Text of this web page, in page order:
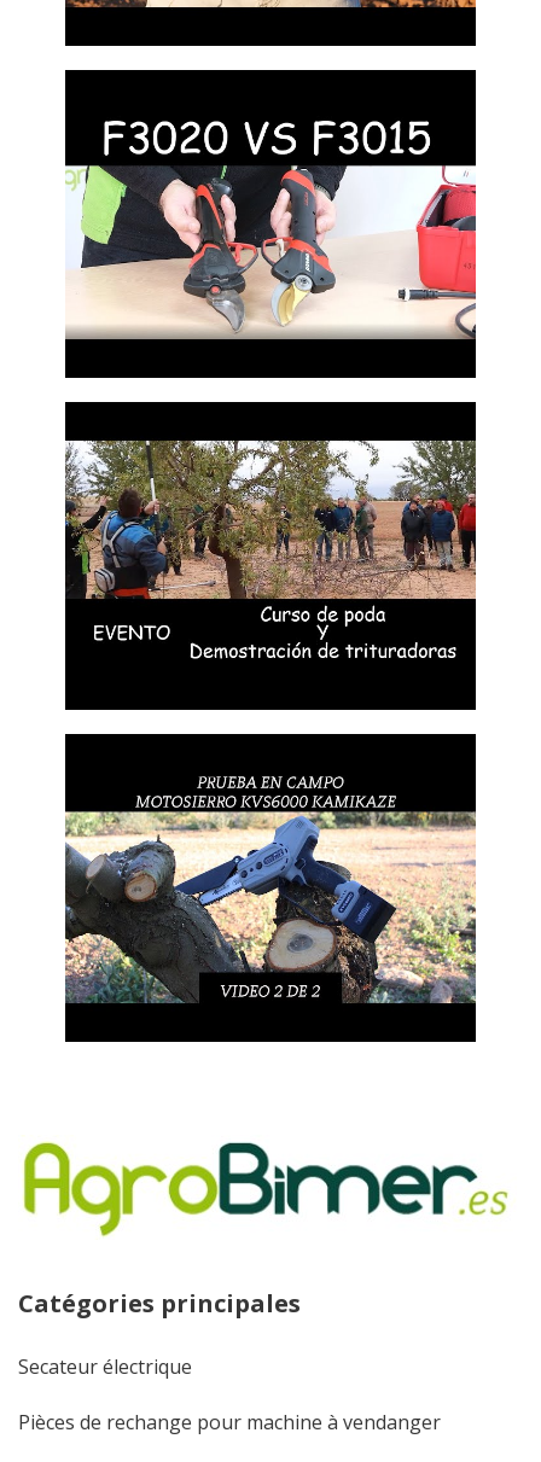
Catégories principales
Secateur électrique
Pièces de rechange pour machine à vendanger